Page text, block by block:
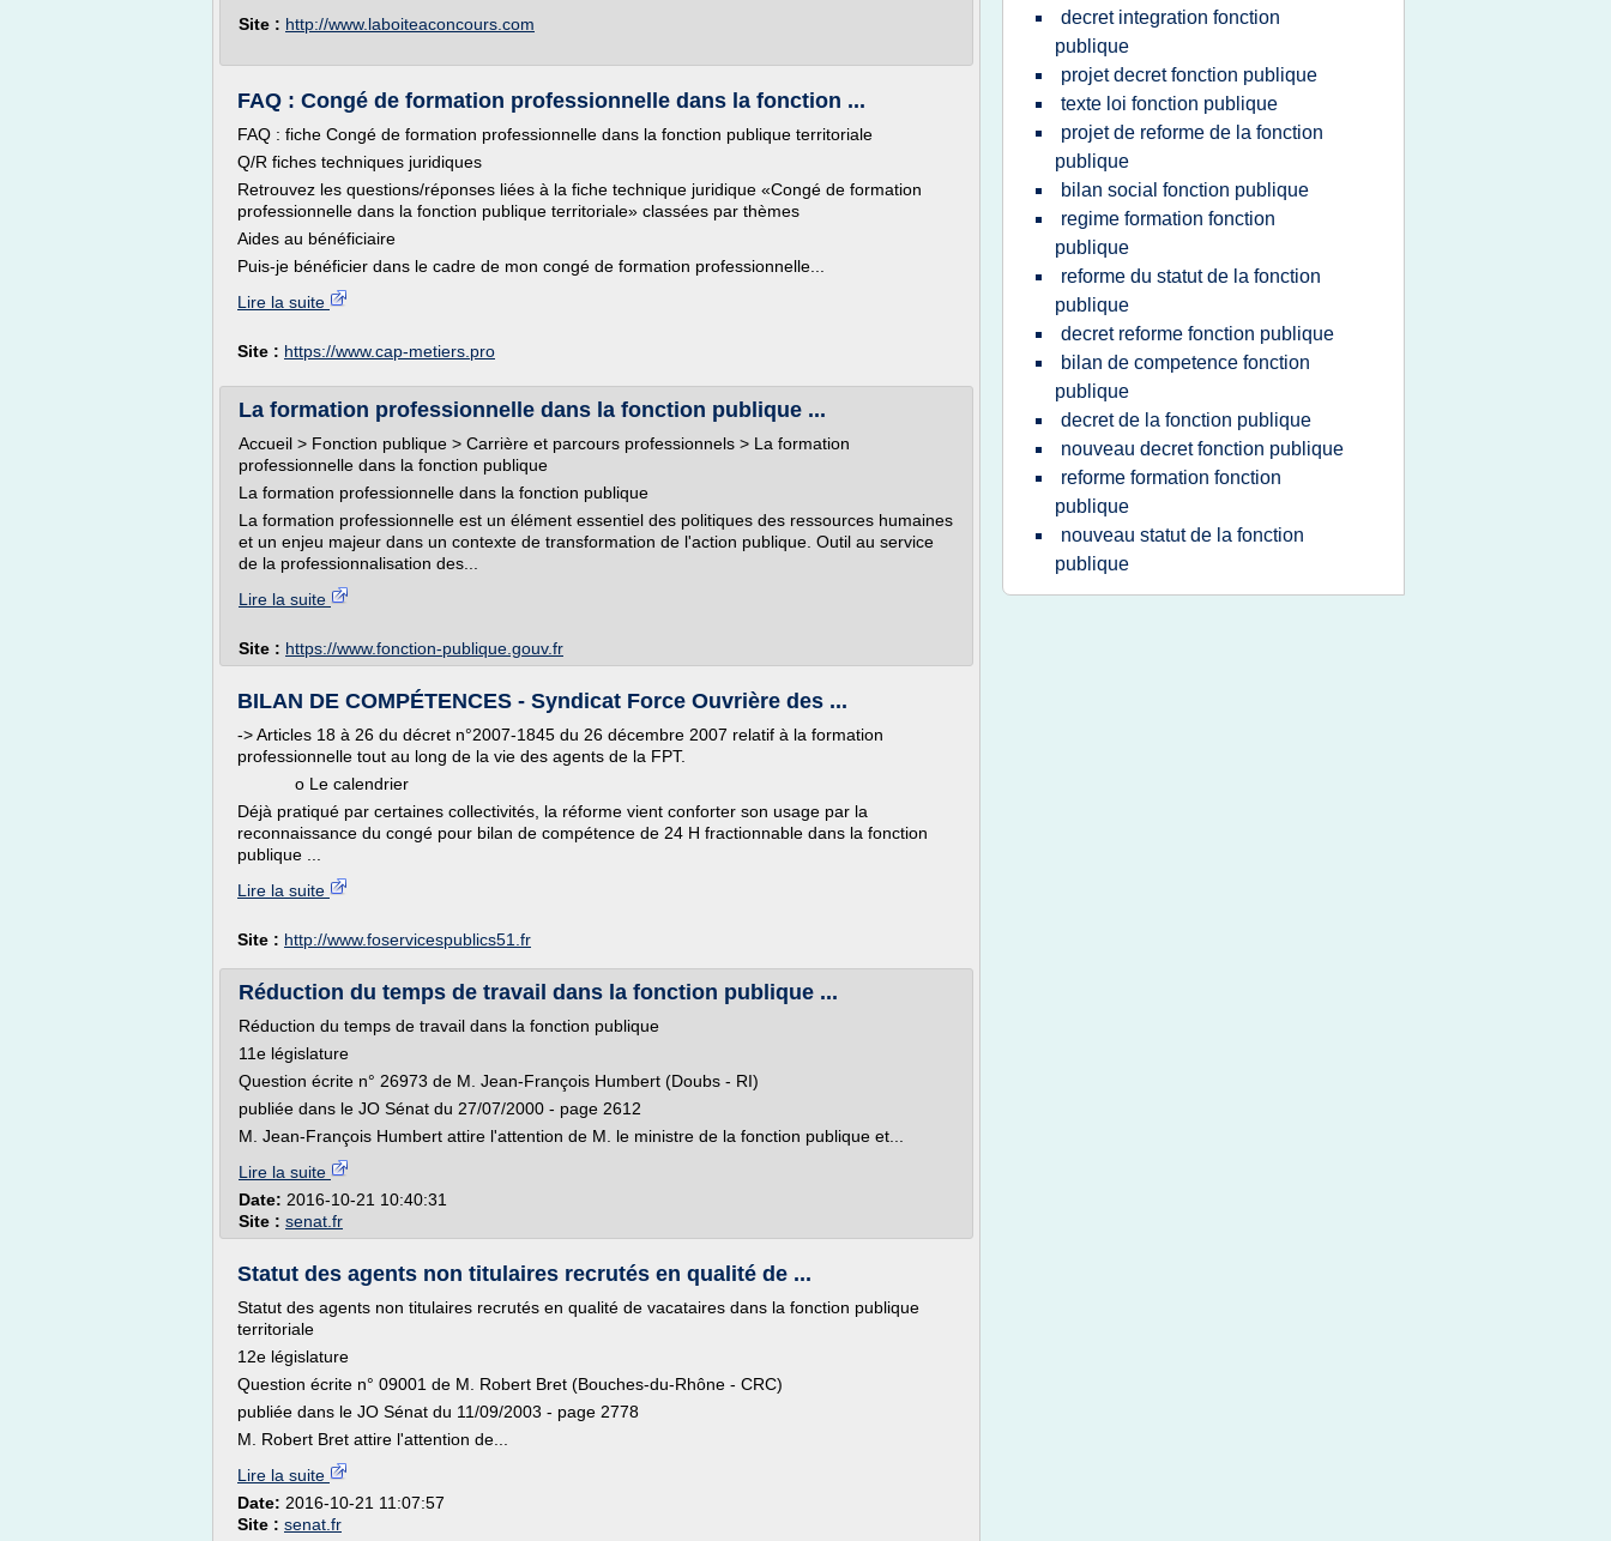
Site : http://www.laboiteaconcours.com
FAQ : Congé de formation professionnelle dans la fonction ...
FAQ : fiche Congé de formation professionnelle dans la fonction publique territoriale
Q/R fiches techniques juridiques
Retrouvez les questions/réponses liées à la fiche technique juridique «Congé de formation
professionnelle dans la fonction publique territoriale» classées par thèmes
Aides au bénéficiaire
Puis-je bénéficier dans le cadre de mon congé de formation professionnelle...
Lire la suite
Site : https://www.cap-metiers.pro
La formation professionnelle dans la fonction publique ...
Accueil > Fonction publique > Carrière et parcours professionnels > La formation
professionnelle dans la fonction publique
La formation professionnelle dans la fonction publique
La formation professionnelle est un élément essentiel des politiques des ressources humaines
et un enjeu majeur dans un contexte de transformation de l'action publique. Outil au service
de la professionnalisation des...
Lire la suite
Site : https://www.fonction-publique.gouv.fr
BILAN DE COMPÉTENCES - Syndicat Force Ouvrière des ...
-> Articles 18 à 26 du décret n°2007-1845 du 26 décembre 2007 relatif à la formation
professionnelle tout au long de la vie des agents de la FPT.
o Le calendrier
Déjà pratiqué par certaines collectivités, la réforme vient conforter son usage par la
reconnaissance du congé pour bilan de compétence de 24 H fractionnable dans la fonction
publique ...
Lire la suite
Site : http://www.foservicespublics51.fr
Réduction du temps de travail dans la fonction publique ...
Réduction du temps de travail dans la fonction publique
11e législature
Question écrite n° 26973 de M. Jean-François Humbert (Doubs - RI)
publiée dans le JO Sénat du 27/07/2000 - page 2612
M. Jean-François Humbert attire l'attention de M. le ministre de la fonction publique et...
Lire la suite
Date: 2016-10-21 10:40:31
Site : senat.fr
Statut des agents non titulaires recrutés en qualité de ...
Statut des agents non titulaires recrutés en qualité de vacataires dans la fonction publique
territoriale
12e législature
Question écrite n° 09001 de M. Robert Bret (Bouches-du-Rhône - CRC)
publiée dans le JO Sénat du 11/09/2003 - page 2778
M. Robert Bret attire l'attention de...
Lire la suite
Date: 2016-10-21 11:07:57
Site : senat.fr
decret integration fonction
publique
projet decret fonction publique
texte loi fonction publique
projet de reforme de la fonction
publique
bilan social fonction publique
regime formation fonction
publique
reforme du statut de la fonction
publique
decret reforme fonction publique
bilan de competence fonction
publique
decret de la fonction publique
nouveau decret fonction publique
reforme formation fonction
publique
nouveau statut de la fonction
publique